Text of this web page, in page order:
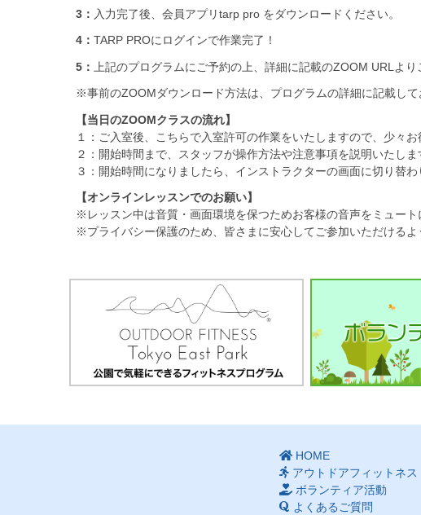
3： 入力完了後、会員アプリtarp pro をダウンロードください。
4： TARP PROにログインで作業完了！
5： 上記のプログラムにご予約の上、詳細に記載のZOOM URLよ
※事前のZOOMダウンロード方法は、プログラムの詳細に記載して
【当日のZOOMクラスの流れ】
１：ご入室後、こちらで入室許可の作業をいたしますので、少々
２：開始時間まで、スタッフが操作方法や注意事項を説明いたし
３：開始時間になりましたら、インストラクターの画面に切り替
【オンラインレッスンでのお願い】
※レッスン中は音質・画面環境を保つためお客様の音声をミュー
※プライバシー保護のため、皆さまに安心してご参加いただけるよ
HOME
アウトドアフィットネス
ボランティア活動
よくあるご質問